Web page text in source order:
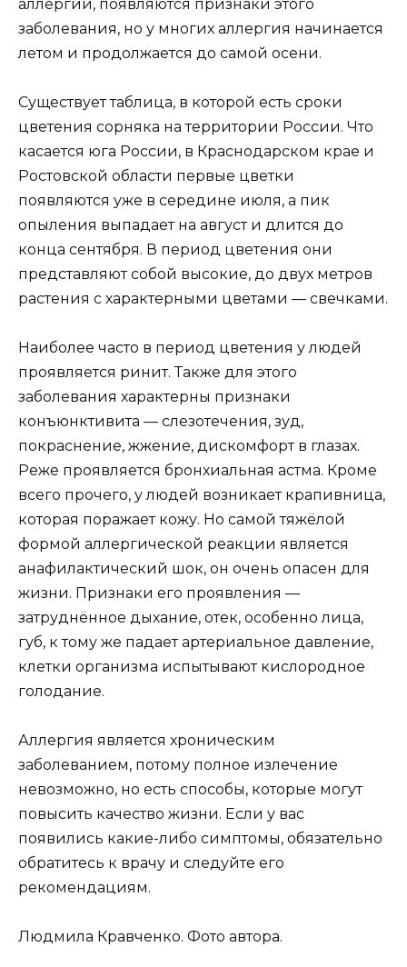
аллергии, появляются признаки этого
заболевания, но у многих аллергия начинается
летом и продолжается до самой осени.
Существует таблица, в которой есть сроки
цветения сорняка на территории России. Что
касается юга России, в Краснодарском крае и
Ростовской области первые цветки
появляются уже в середине июля, а пик
опыления выпадает на август и длится до
конца сентября. В период цветения они
представляют собой высокие, до двух метров
растения с характерными цветами — свечками.
Наиболее часто в период цветения у людей
проявляется ринит. Также для этого
заболевания характерны признаки
конъюнктивита — слезотечения, зуд,
покраснение, жжение, дискомфорт в глазах.
Реже проявляется бронхиальная астма. Кроме
всего прочего, у людей возникает крапивница,
которая поражает кожу. Но самой тяжёлой
формой аллергической реакции является
анафилактический шок, он очень опасен для
жизни. Признаки его проявления —
затруднённое дыхание, отек, особенно лица,
губ, к тому же падает артериальное давление,
клетки организма испытывают кислородное
голодание.
Аллергия является хроническим
заболеванием, потому полное излечение
невозможно, но есть способы, которые могут
повысить качество жизни. Если у вас
появились какие-либо симптомы, обязательно
обратитесь к врачу и следуйте его
рекомендациям.
Людмила Кравченко. Фото автора.